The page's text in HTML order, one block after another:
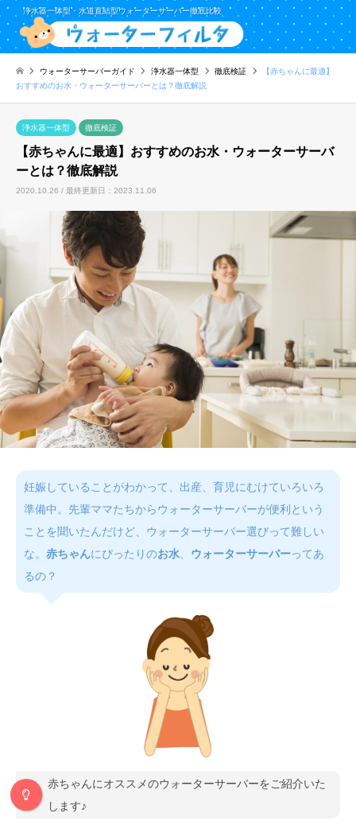
浄水器一体型・水道直結型ウォーターサーバー徹底比較
ウォーターサーバーガイド 浄水器一体型 徹底検証
【赤ちゃんに最適】
おすすめのお水・ウォーターサーバーとは？徹底解説
浄水器一体型 徹底検証
【赤ちゃんに最適】おすすめのお水・ウォーターサーバ
ーとは？徹底解説
2020.10.26 / 最終更新日：2023.11.06
妊娠していることがわかって、出産、育児にむけていろいろ
準備中。先輩ママたちからウォーターサーバーが便利という
ことを聞いたんだけど、ウォーターサーバー選びって難しい
な。 赤ちゃんにぴったりのお水、 ウォーターサーバーってあ
るの？
赤ちゃんにオススメのウォーターサーバーをご紹介いた
します♪